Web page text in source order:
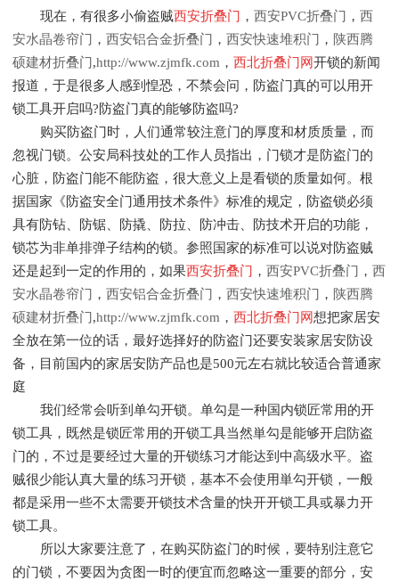
现在，有很多小偷盗贼西安折叠门 ，西安PVC折叠门 ，西
安水晶卷帘门 ，西安铝合金折叠门 ，西安快速堆积门 ， 陕西腾
硕建材折叠门,http://www.zjmfk.com ，西北折叠门网开锁的新闻
报道，于是很多人感到惶恐，不禁会问，防盗门真的可以用开
锁工具开启吗?防盗门真的能够防盗吗?
购买防盗门时，人们通常较注意门的厚度和材质质量，而
忽视门锁。公安局科技处的工作人员指出，门锁才是防盗门的
心脏，防盗门能不能防盗，很大意义上是看锁的质量如何。根
据国家《防盗安全门通用技术条件》标准的规定，防盗锁必须
具有防钻、防锯、防撬、防拉、防冲击、防技术开启的功能，
锁芯为非单排弹子结构的锁。参照国家的标准可以说对防盗贼
还是起到一定的作用的，如果西安折叠门 ，西安PVC折叠门 ，西
安水晶卷帘门 ，西安铝合金折叠门 ，西安快速堆积门 ， 陕西腾
硕建材折叠门,http://www.zjmfk.com ，西北折叠门网想把家居安
全放在第一位的话，最好选择好的防盗门还要安装家居安防设
备，目前国内的家居安防产品也是500元左右就比较适合普通家
庭
我们经常会听到单勾开锁。单勾是一种国内锁匠常用的开
锁工具，既然是锁匠常用的开锁工具当然単勾是能够开启防盗
门的，不过是要经过大量的开锁练习才能达到中高级水平。盗
贼很少能认真大量的练习开锁，基本不会使用単勾开锁，一般
都是采用一些不太需要开锁技术含量的快开开锁工具或暴力开
锁工具。
所以大家要注意了，在购买防盗门的时候，要特别注意它
的门锁，不要因为贪图一时的便宜而忽略这一重要的部分，安